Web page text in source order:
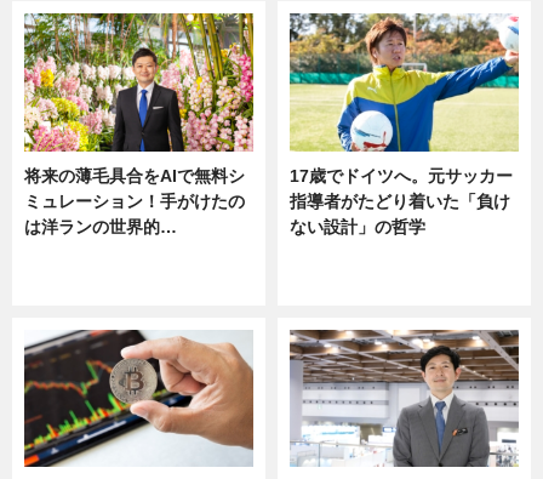
将来の薄毛具合をAIで無料シ
ミュレーション！手がけたの
は洋ランの世界的…
17歳でドイツへ。元サッカー
指導者がたどり着いた「負け
ない設計」の哲学